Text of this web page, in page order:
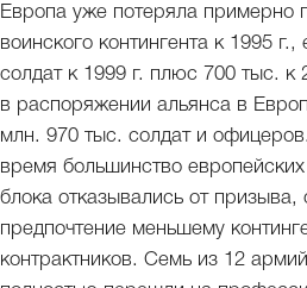
Европа уже потеряла примерно
воинского контингента к 1995
солдат к 1999 г. плюс 700 тыс. к
в распоряжении альянса в
млн. 970 тыс. солдат и
время большинство
блока отказывались от призыва,
предпочтение меньшему
контрактников. Семь из 12